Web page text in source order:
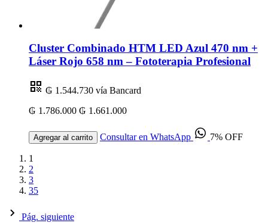
Cluster Combinado HTM LED Azul 470 nm +
Láser Rojo 658 nm – Fototerapia Profesional
₲ 1.544.730 vía Bancard
₲ 1.786.000 ₲ 1.661.000
Agregar al carrito Consultar en WhatsApp 7% OFF
1
2
3
35
Pág. siguiente